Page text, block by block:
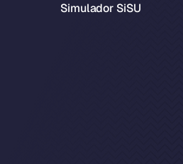
Simulador SiSU